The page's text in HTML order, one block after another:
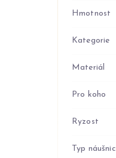
Hmotnost
Kategorie
Materiál
Pro koho
Ryzost
Typ náušnic